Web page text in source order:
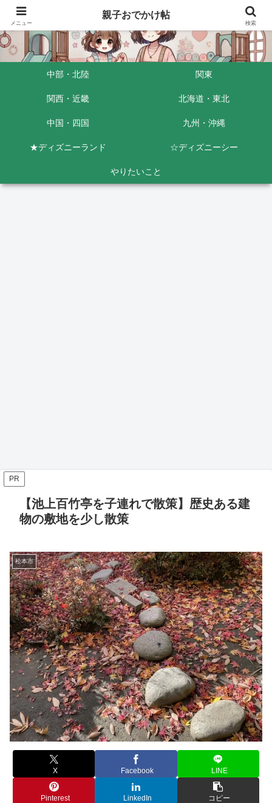
中部・北陸 関東
関西・近畿 北海道・東北
中国・四国 九州・沖縄
★ディズニーランド ☆ディズニーシー
やりたいこと
PR
【池上百竹亭を子連れで散策】歴史ある建
物の敷地を少し散策
松本市
X Facebook LINE
Pinterest LinkedIn コピー
メニュー
親子おでかけ帖
検索